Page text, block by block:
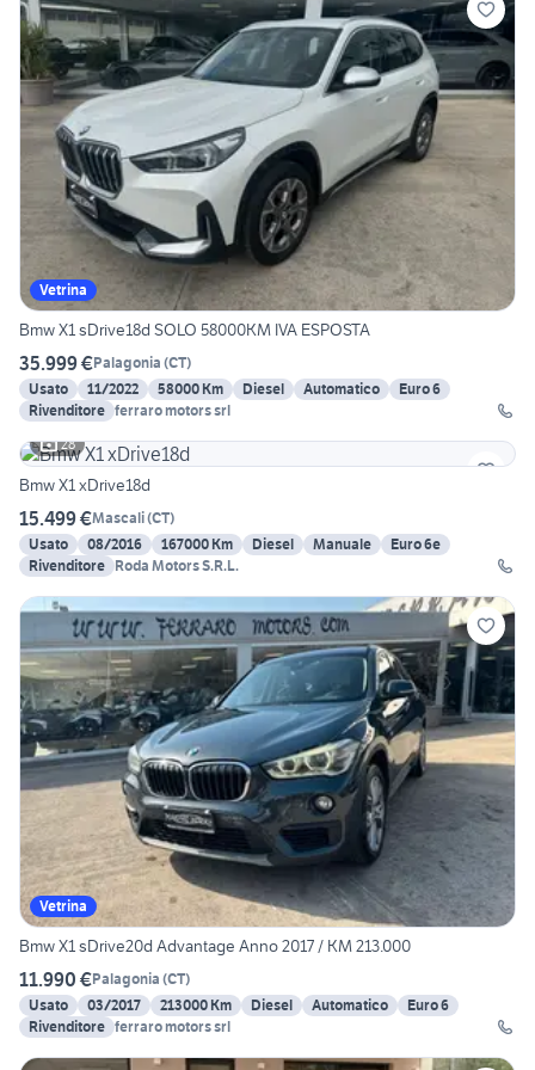
Vetrina
Bmw X1 sDrive18d SOLO 58000KM IVA ESPOSTA
35.999 €Palagonia (CT)
Usato
11/2022 58000 Km Diesel Automatico
Euro 6
Rivenditore ferraro motors srl
28
Bmw X1 xDrive18d
15.499 €Mascali(CT)
Usato
08/2016 167000 Km Diesel Manuale
Euro 6e
Rivenditore Roda Motors S.R.L.
Vetrina
Bmw X1 sDrive20d Advantage Anno 2017 / KM 213.000
11.990 €Palagonia (CT)
Usato
03/2017 213000 Km Diesel Automatico
Euro 6
Rivenditore ferraro motors srl